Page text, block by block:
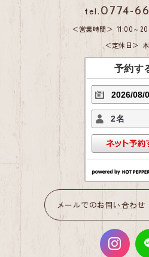
tel. 0774-
営業時間
11:00～
定休日
予約す
2名
メールでのお問い合わせ